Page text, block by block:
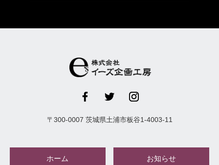
〒 300-0007 茨城県土浦市板谷1-4003-11
ホーム お知らせ